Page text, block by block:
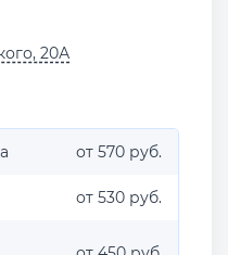
20А
от 570 руб.
от 530 руб.